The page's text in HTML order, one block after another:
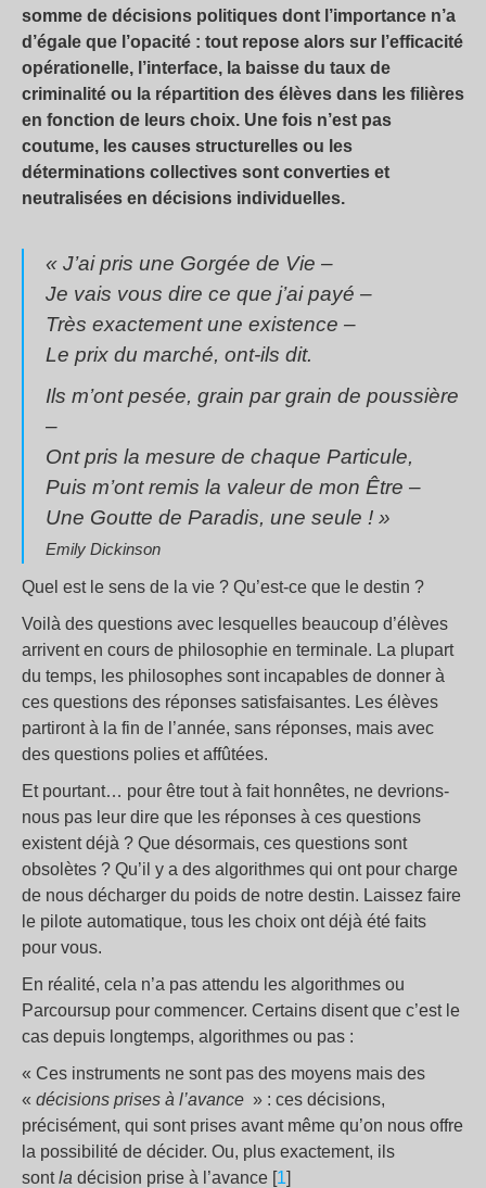
somme de décisions politiques dont l’importance n’a
d’égale que l’opacité : tout repose alors sur l’efficacité
opérationelle, l’interface, la baisse du taux de
criminalité ou la répartition des élèves dans les filières
en fonction de leurs choix. Une fois n’est pas
coutume, les causes structurelles ou les
déterminations collectives sont converties et
neutralisées en décisions individuelles.
« J’ai pris une Gorgée de Vie –
Je vais vous dire ce que j’ai payé –
Très exactement une existence –
Le prix du marché, ont-ils dit.
Ils m’ont pesée, grain par grain de poussière
–
Ont pris la mesure de chaque Particule,
Puis m’ont remis la valeur de mon Être –
Une Goutte de Paradis, une seule ! »
Emily Dickinson
Quel est le sens de la vie ? Qu’est-ce que le destin ?
Voilà des questions avec lesquelles beaucoup d’élèves
arrivent en cours de philosophie en terminale. La plupart
du temps, les philosophes sont incapables de donner à
ces questions des réponses satisfaisantes. Les élèves
partiront à la fin de l’année, sans réponses, mais avec
des questions polies et affûtées.
Et pourtant… pour être tout à fait honnêtes, ne devrions-
nous pas leur dire que les réponses à ces questions
existent déjà ? Que désormais, ces questions sont
obsolètes ? Qu’il y a des algorithmes qui ont pour charge
de nous décharger du poids de notre destin. Laissez faire
le pilote automatique, tous les choix ont déjà été faits
pour vous.
En réalité, cela n’a pas attendu les algorithmes ou
Parcoursup pour commencer. Certains disent que c’est le
cas depuis longtemps, algorithmes ou pas :
« Ces instruments ne sont pas des moyens mais des
« décisions prises à l’avance » : ces décisions,
précisément, qui sont prises avant même qu’on nous offre
la possibilité de décider. Ou, plus exactement, ils
sontla décision prise à l’avance [1]